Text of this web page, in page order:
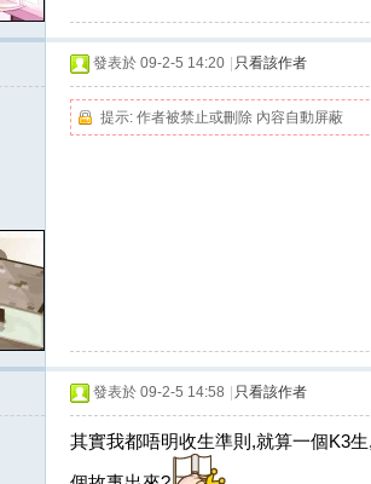
發表於 09-2-5 14:20 只看該作者
提示: 作者被禁止或刪除 內容自動屏蔽
發表於 09-2-5 14:58 只看該作者
其實我都唔明收生準則,就算一個K3